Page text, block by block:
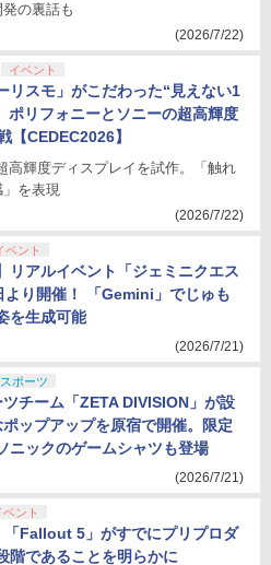
の裏話も
(2026/7/22)
イベント
リスモ」がこだわった“見えない1
ポリフォニーとソニーの超高輝度
【CEDEC2026】
高輝度ディスプレイを試作。「触れ
」を表現
(2026/7/22)
ベント
リアルイベント「ジェミニクエス
より開催！ 「Gemini」でじゅも
を生成可能
(2026/7/21)
ポーツ
チーム「ZETA DIVISION」が設
ップアップを原宿で開催。限定
ニックのゲームシャツも登場
(2026/7/21)
ベント
Fallout 5」がすでにプリプロダ
階であることを明らかに